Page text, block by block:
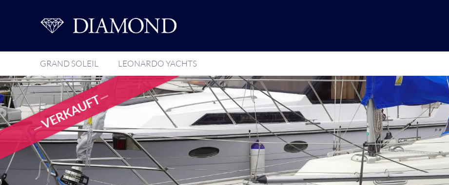
GRAND SOLEIL LEONARDO YACHTS
VERKAUFT